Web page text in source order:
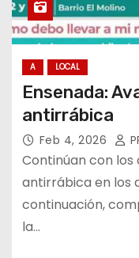
A LOCAL
Ensenada:
antirrábica
Feb 4, 2026
Continúan con
antirrábica en los
continuación,
la…